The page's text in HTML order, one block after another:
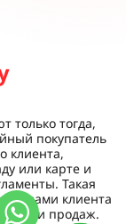
только тогда,
покупатель
клиента,
или карте и
Такая
глазами клиента
и продаж.